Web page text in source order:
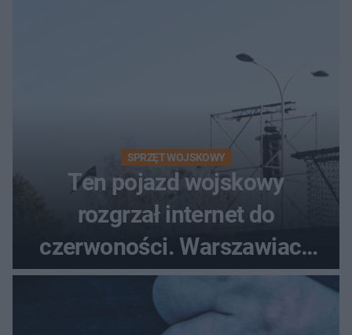
SPRZĘT WOJSKOWY
Ten pojazd wojskowy
rozgrzał internet do
czerwoności. Warszawiacy
pytali, czy to Mad Max!